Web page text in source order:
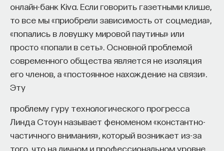
онлайн-банк Kiva. Если говорить газетными клише,
то все мы «приобрели зависимость от соцмедиа»,
«попались в ловушку мировой паутины» или
просто «попали в сеть». Основной проблемой
современного общества является не изоляция
его членов, а «постоянное нахождение на связи».
Эту
проблему гуру технологического прогресса
Линда Стоун называет феноменом «константно-
частичного внимания», который возникает из-за
того, что на личном и профессиональном уровне
физиологии мозга
БИОЛОГИЯ
1298 публикаций
БИОЛОГИЯ МОЗГ НЕЙРОФИЗИОЛОГИЯ